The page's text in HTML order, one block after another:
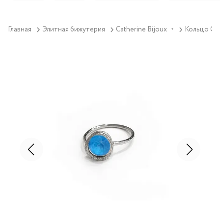
Главная Элитная бижутерия Catherine Bijoux ▼ Кольцо